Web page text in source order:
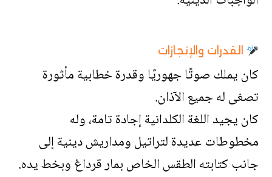
القدرات والإنجازات
كان يملك صوتًا جهوريًا وقدرة خطابية مأثورة
تصغى له جميع الآذان.
كان يجيد اللغة الكلدانية إجادة تامة، وله
مخطوطات عديدة لتراتيل ومداريش دينية إلى
جانب كتابته الطقس الخاص بمار قرداغ وبخط يده.